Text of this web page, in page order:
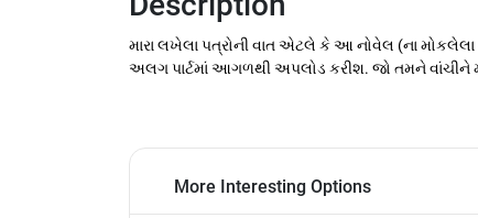
મારા લખેલા પત્રોની વાત એટલે કે આ નોવેલ (ના
અલગ પાર્ટમાં આગળથી અપલોડ કરીશ. જો તમને વાંચીને
More Interesting Options